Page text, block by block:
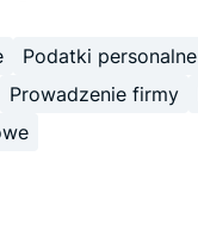
Podatki personalne
Prowadzenie firmy